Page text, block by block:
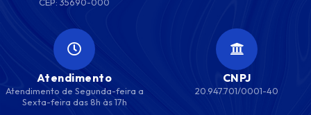
Atendimento
Atendimento de Segunda-feira a
Sexta-feira das 8h às 17h
CNPJ
20.947.701/0001-40